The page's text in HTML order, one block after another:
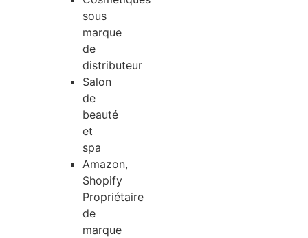
sous
marque
de
distributeur
Salon
de
beauté
et
spa
Amazon,
Shopify
Propriétaire
de
marque